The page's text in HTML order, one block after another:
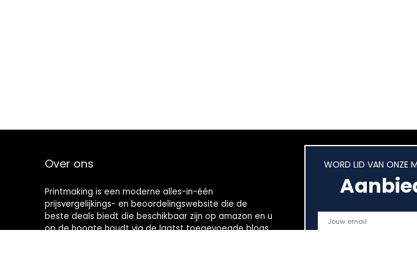
Over ons
Printmaking is een moderne alles-in-één
prijsvergelijkings- en beoordelingswebsite die de
beste deals biedt die beschikbaar zijn op amazon en u
op de hoogte houdt via de laatst toegevoegde blogs.
WORD LID VAN ONZE